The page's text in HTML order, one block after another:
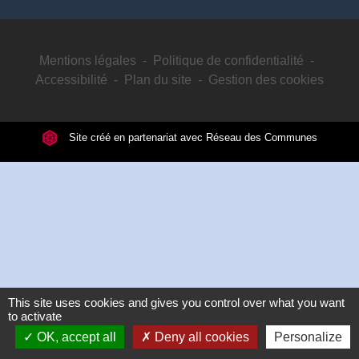
Mentions légales - Politique de confidentialité -
Accessibilité - Plan du site - Gestion des cookies
Site créé en partenariat avec Réseau des Communes
This site uses cookies and gives you control over what you want
to activate
OK, accept all
Deny all cookies Personalize